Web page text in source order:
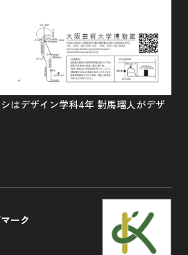
はデザイン学科4年 對馬瑠人がデザ
ーク